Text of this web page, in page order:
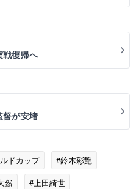
戦復帰へ
督が安堵
ドカップ
#鈴木彩艶
然 #上田綺世